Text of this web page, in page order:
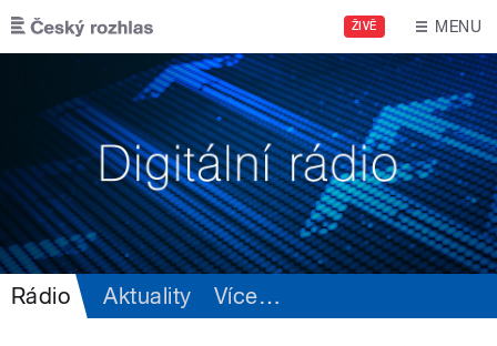
Přejít k hlavnímu obsahu
ŽIVĚ MENU
Rádio Aktuality Více…